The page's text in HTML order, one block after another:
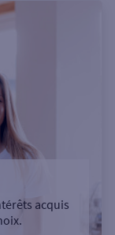
acquis